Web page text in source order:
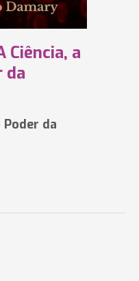
Ciência, a
da
Poder da